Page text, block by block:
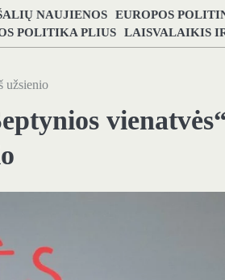
NAUJIENOS EUROPOS
POLITIKA PLIUS LAISVALAIKIS
užsienio